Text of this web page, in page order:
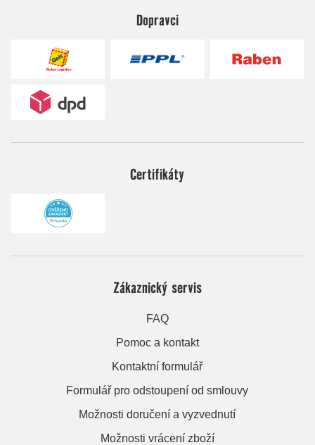
Dopravci
Certifikáty
Zákaznický servis
FAQ
Pomoc a kontakt
Kontaktní formulář
Formulář pro odstoupení od smlouvy
Možnosti doručení a vyzvednutí
Možnosti vrácení zboží